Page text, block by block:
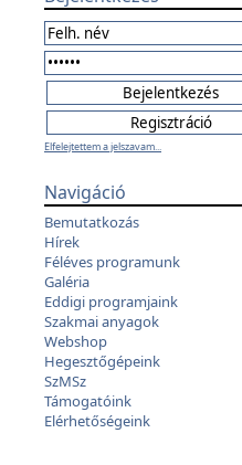
Elfelejtettem a jelszavam...
Navigáció
Bemutatkozás
Hírek
Féléves programunk
Galéria
Eddigi programjaink
Szakmai anyagok
Webshop
Hegesztőgépeink
SzMSz
Támogatóink
Elérhetőségeink